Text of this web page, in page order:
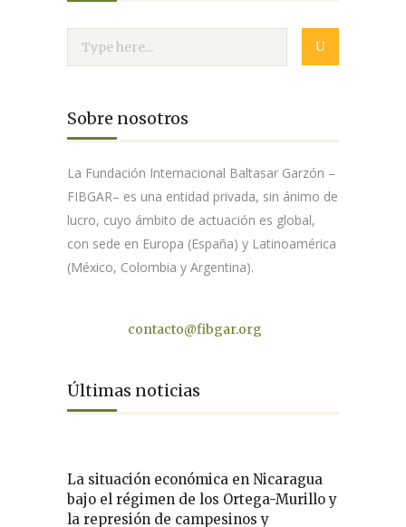
Sobre nosotros
La Fundación Internacional Baltasar Garzón –
FIBGAR– es una entidad privada, sin ánimo de
lucro, cuyo ámbito de actuación es global,
con sede en Europa (España) y Latinoamérica
(México, Colombia y Argentina).
contacto@fibgar.org
Últimas noticias
La situación económica en Nicaragua
bajo el régimen de los Ortega-Murillo y
la represión de campesinos y